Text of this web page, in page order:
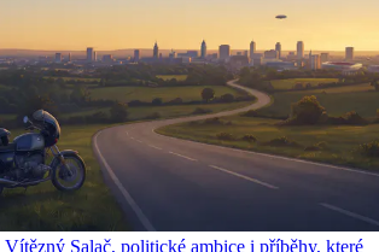
Salač, politické ambice i příběhy, které